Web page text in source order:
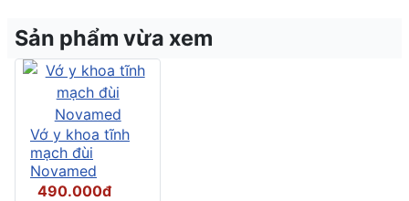
Sản phẩm vừa xem
Vớ y khoa tĩnh
mạch đùi
Novamed
490.000đ